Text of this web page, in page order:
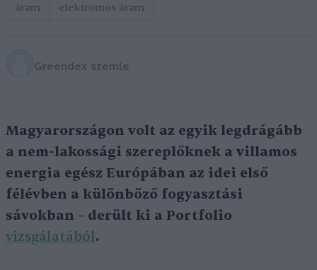
áram elektromos áram
Greendex szemle
Magyarországon volt az egyik legdrágább
a nem-lakossági szereplőknek a villamos
energia egész Európában az idei első
félévben a különböző fogyasztási
sávokban – derült ki a Portfolio
vizsgálatából.